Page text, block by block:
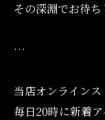
その深淵でお待ち
…
当店オンラインス
毎日20時に新着ア